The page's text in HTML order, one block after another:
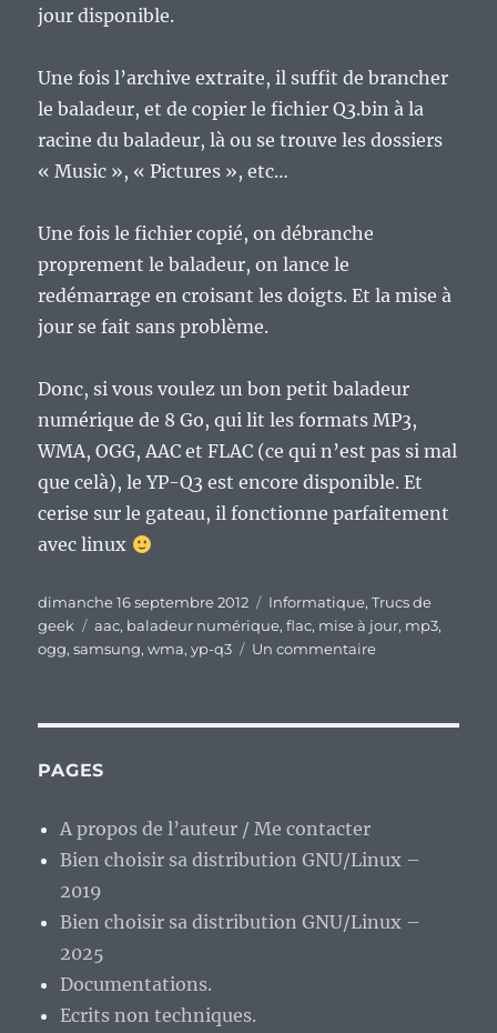
jour disponible.
Une fois l’archive extraite, il suffit de brancher
le baladeur, et de copier le fichier Q3.bin à la
racine du baladeur, là ou se trouve les dossiers
« Music », « Pictures », etc…
Une fois le fichier copié, on débranche
proprement le baladeur, on lance le
redémarrage en croisant les doigts. Et la mise à
jour se fait sans problème.
Donc, si vous voulez un bon petit baladeur
numérique de 8 Go, qui lit les formats MP3,
WMA, OGG, AAC et FLAC (ce qui n’est pas si mal
que celà), le YP-Q3 est encore disponible. Et
cerise sur le gateau, il fonctionne parfaitement
avec linux
Publié
le
dimanche 16 septembre 2012 Catégories
Informatique,Trucs de
geek
Étiquettes
aac, baladeur numérique,flac, mise à jour, mp3,
ogg,samsung,wma,yp-q3 Un commentairesur
numérique…
PAGES
A propos de l’auteur / Me contacter
Bien choisir sa distribution GNU/Linux –
2019
Bien choisir sa distribution GNU/Linux –
2025
Documentations.
Ecrits non techniques.